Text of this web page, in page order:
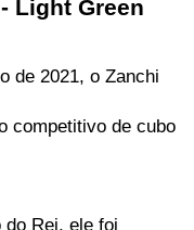
Light Green
de 2021, o Zanchi
competitivo de cubo
do Rei, ele foi